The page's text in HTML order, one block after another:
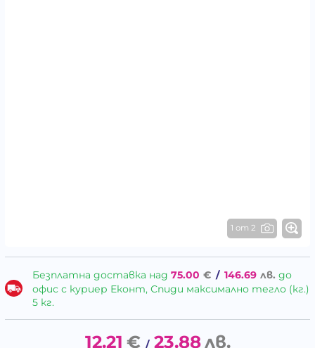
1 от 2
Безплатна доставка над 75.00 € / 146.69 лв. до
офис с куриер Еконт, Спиди максимално тегло (кг.)
5 кг.
12.21 € / 23.88лв.